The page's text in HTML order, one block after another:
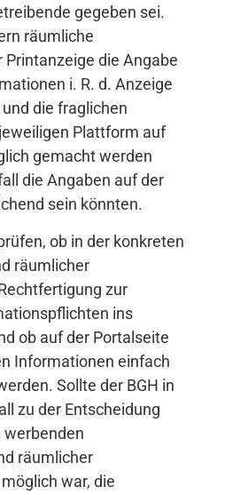
gegeben sei.
räumliche
Printanzeige die Angabe
i. R. d. Anzeige
die fraglichen
Plattform auf
gemacht werden
die Angaben auf der
sein könnten.
ob in der konkreten
räumlicher
zur
ins
ob auf der Portalseite
Informationen einfach
Sollte der BGH in
zu der Entscheidung
werbenden
räumlicher
war, die